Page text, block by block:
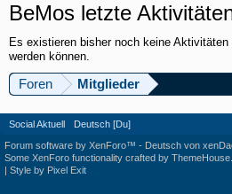
BeMos letzte
Es existieren bisher noch keine
werden können.
Foren Mitglieder
Social Aktuell Deutsch [Du]
Forum software by XenForo™ - Deutsch von
Some XenForo functionality crafted by ThemeHouse
| Style by Pixel Exit